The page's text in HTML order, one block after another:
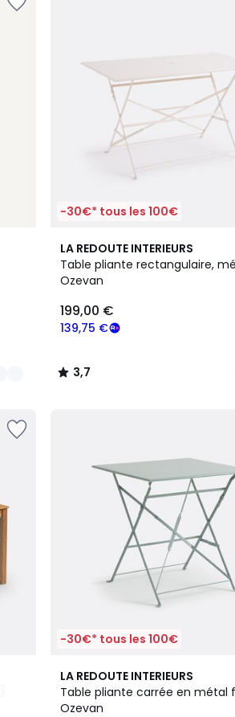
-30€* tous les 100€
LA REDOUTE INTERIEURS
Table pliante rectangulaire,
Ozevan
139,75 €
199,00 €
3,7
/ 5
4
Couleurs
3,7
/
-30€* tous les 100€
LA REDOUTE INTERIEURS
Table pliante carrée en métal
Ozevan
3,6
/ 5
3
Couleurs